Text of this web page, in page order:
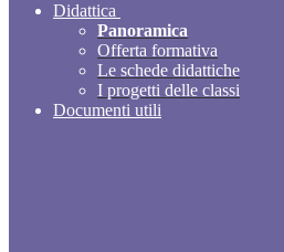
Didattica
Panoramica
Offerta formativa
Le schede didattiche
I progetti delle classi
Documenti utili